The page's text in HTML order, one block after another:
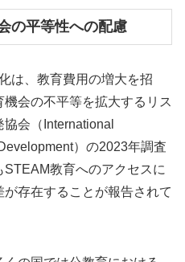
の平等性への配慮
は、教育費用の増大を招
会の不平等を拡大するリス
会（International
）の2023年調査
教育へのアクセスに
存在することが報告されて